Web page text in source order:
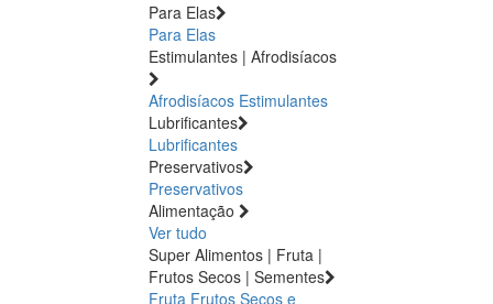
Para Elas
Para Elas
Estimulantes | Afrodisíacos
Afrodisíacos Estimulantes
Lubrificantes
Lubrificantes
Preservativos
Preservativos
Alimentação
Ver tudo
Super Alimentos | Fruta |
Frutos Secos | Sementes
Fruta Frutos Secos e